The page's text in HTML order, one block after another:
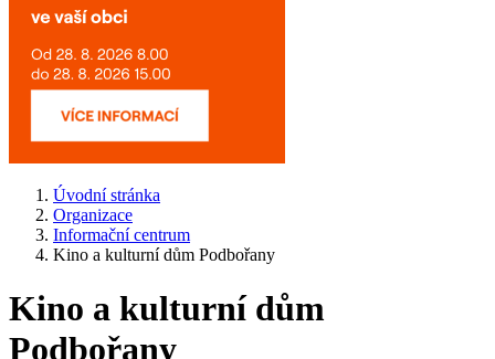
Úvodní stránka
Organizace
Informační centrum
Kino a kulturní dům Podbořany
Kino a kulturní dům
Podbořany